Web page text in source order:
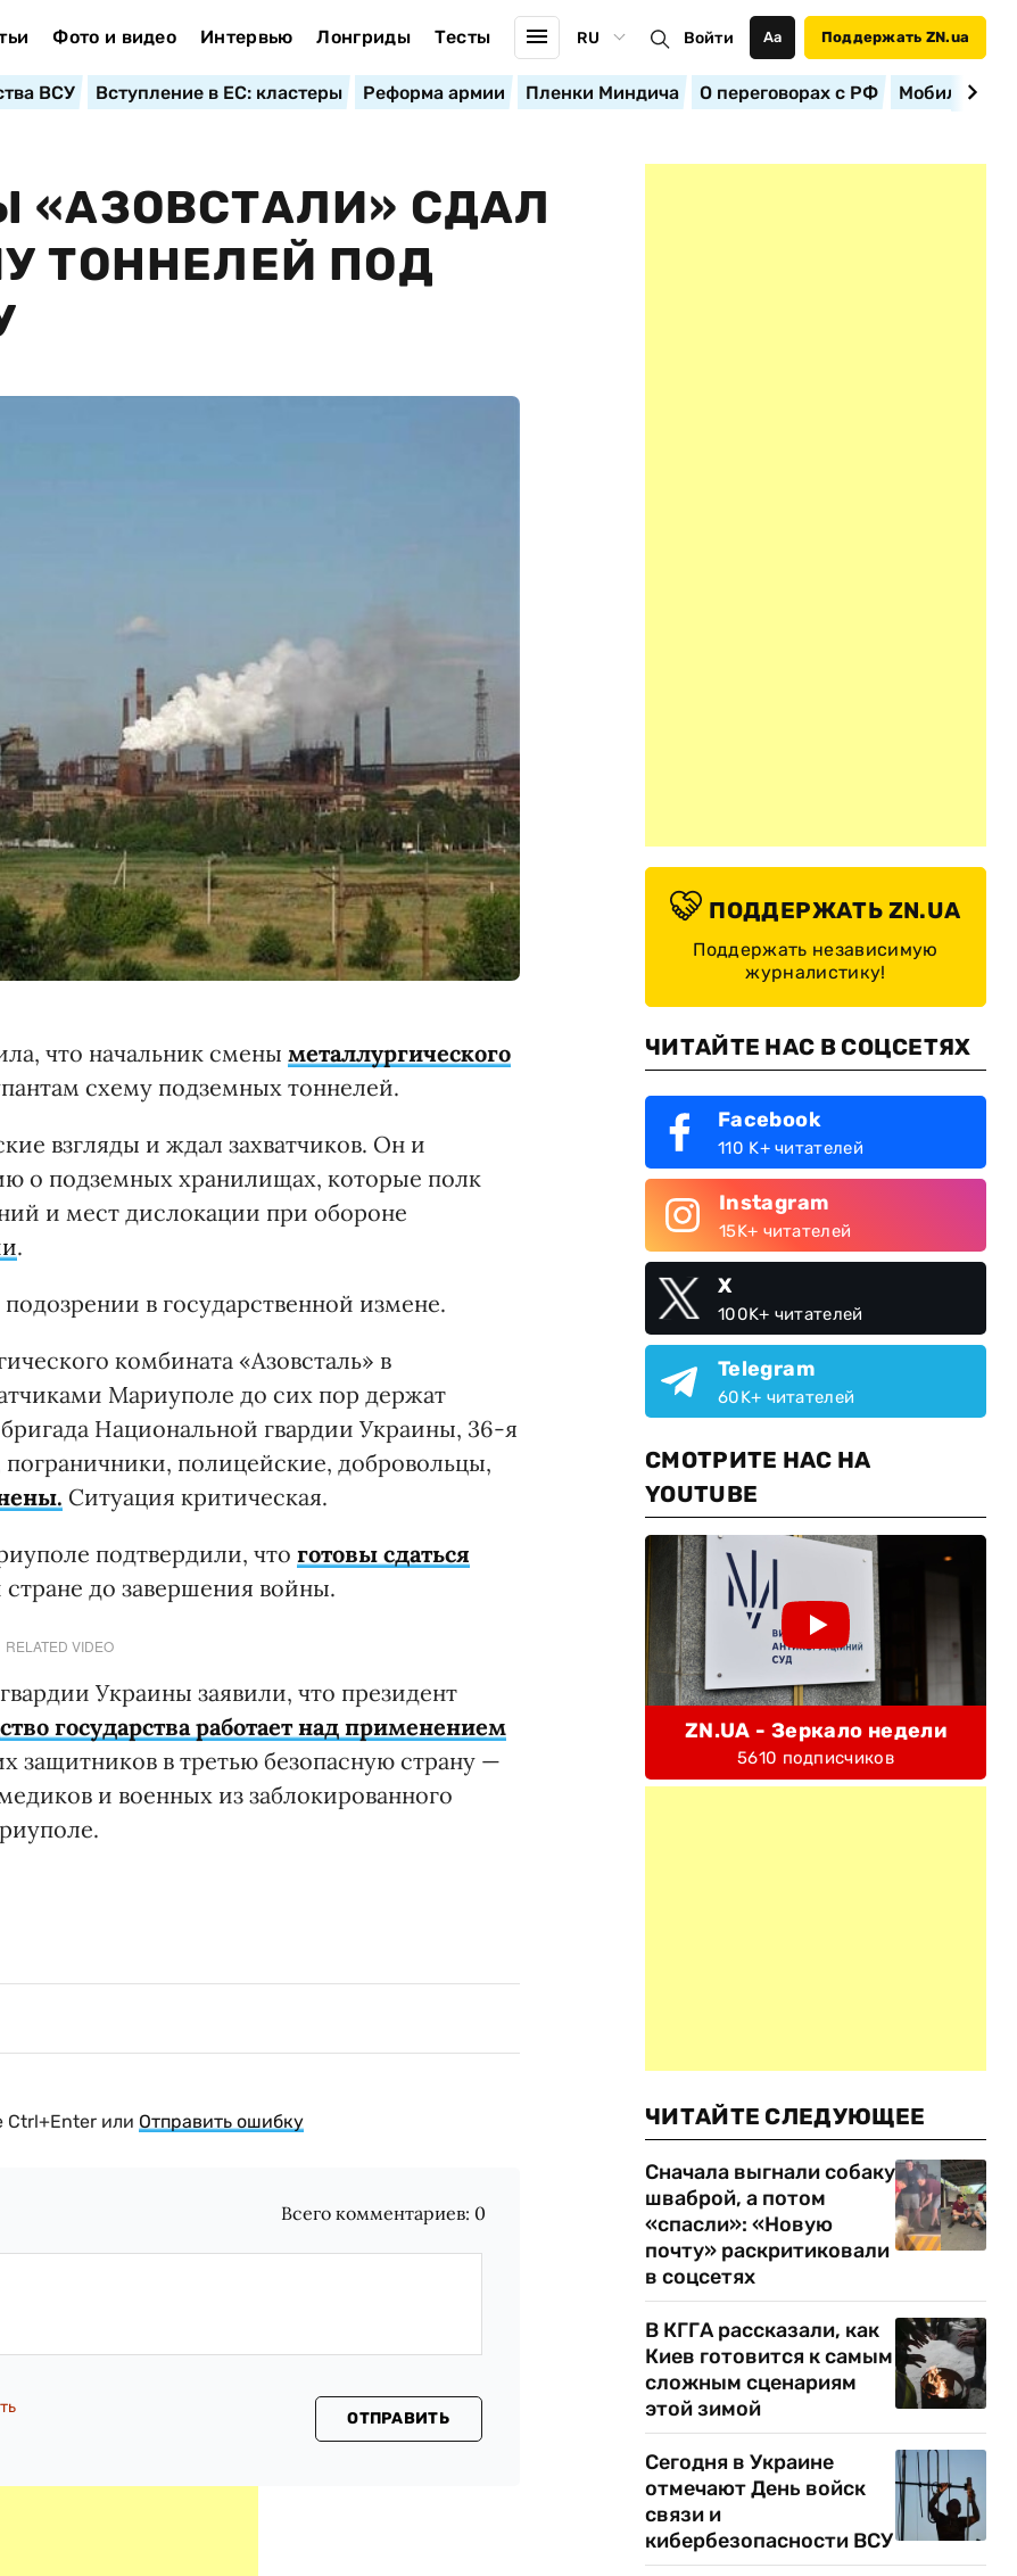
Фото и видео Интервью Лонгриды Тесты RU Войти Аа Поддержать ZN.ua
ВСУ Вступление в ЕС: кластеры Реформа армии Пленки Миндича О переговорах с РФ
«АЗОВСТАЛИ» СДАЛ
ТОННЕЛЕЙ ПОД
что начальник смены металлургического
схему подземных тоннелей.
взгляды и ждал захватчиков. Он и
о подземных хранилищах, которые полк
и мест дислокации при обороне
.
в государственной измене.
комбината «Азовсталь» в
Мариуполе до сих пор держат
Национальной гвардии Украины, 36-я
полицейские, добровольцы,
Ситуация критическая.
подтвердили, что готовы сдаться
стране до завершения войны.
RELATED VIDEO
Украины заявили, что президент
государства работает над применением
защитников в третью безопасную страну —
и военных из заблокированного
Ctrl+Enter или Отправить ошибку
Всего комментариев: 0
ОТПРАВИТЬ
ПОДДЕРЖАТЬ ZN.UA
Поддержать независимую
журналистику!
ЧИТАЙТЕ НАС В СОЦСЕТЯХ
Facebook
110 K+ читателей
Instagram
15K+ читателей
X
100K+ читателей
Telegram
60K+ читателей
СМОТРИТЕ НАС НА
YOUTUBE
ZN.UA - Зеркало недели
5610 подписчиков
ЧИТАЙТЕ СЛЕДУЮЩЕЕ
Сначала выгнали собаку
шваброй, а потом
«спасли»: «Новую
почту» раскритиковали
в соцсетях
В КГГА рассказали, как
Киев готовится к самым
сложным сценариям
этой зимой
Сегодня в Украине
отмечают День войск
связи и
кибербезопасности ВСУ